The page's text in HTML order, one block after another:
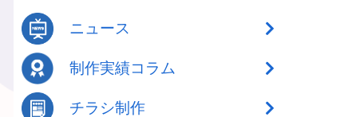
ニュース
制作実績コラム
チラシ制作